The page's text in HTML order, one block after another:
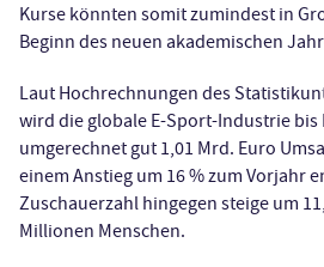
Kurse könnten somit zumindest in
Beginn des neuen akademischen
Laut Hochrechnungen des
wird die globale E-Sport-Industrie bis
umgerechnet gut 1,01 Mrd. Euro
einem Anstieg um 16 % zum Vorjahr
Zuschauerzahl hingegen steige um
Millionen Menschen.